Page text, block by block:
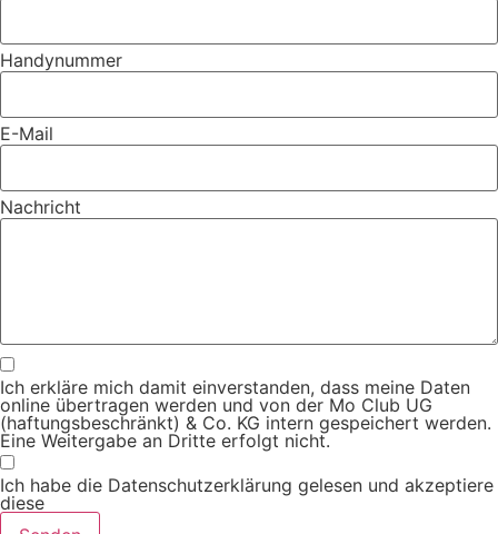
Handynummer
E-Mail
Nachricht
Ich erkläre mich damit einverstanden, dass meine Daten
online übertragen werden und von der Mo Club UG
(haftungsbeschränkt) & Co. KG intern gespeichert werden.
Eine Weitergabe an Dritte erfolgt nicht.
Ich habe die Datenschutzerklärung gelesen und akzeptiere
diese